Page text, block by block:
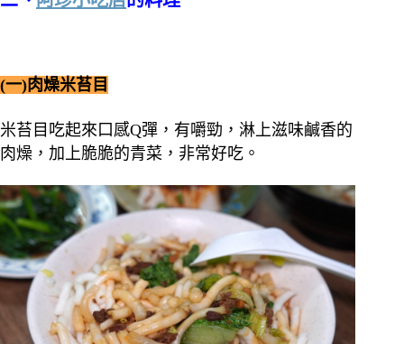
(一)肉燥米苔目
米苔目吃起來口感Q彈，有嚼勁，淋上滋味鹹香的
肉燥，加上脆脆的青菜，非常好吃。